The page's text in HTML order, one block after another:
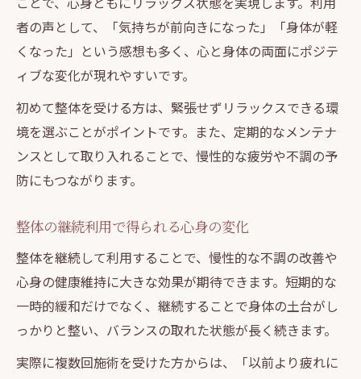
者の声として、「気持ちが前向きになった」「身体が軽
くなった」という感想も多く、心と身体の両面にポジテ
ィブな変化が現れやすいです。
初めて整体を受ける方は、緊張せずリラックスできる環
境を選ぶことがポイントです。また、定期的なメンテナ
ンスとして取り入れることで、慢性的な疲労や不調の予
防にもつながります。
整体の継続利用で得られる心身の変化
整体を継続して利用することで、慢性的な不調の改善や
心身の健康維持に大きな効果が期待できます。短期的な
一時的緩和だけでなく、継続することで身体の土台がし
っかりと整い、バランスの取れた状態が長く続きます。
実際に複数回施術を受けた方からは、「以前より疲れに